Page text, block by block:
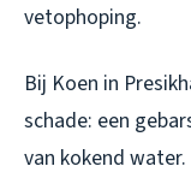
vetophoping.
Bij Koen in
schade: een
van kokend